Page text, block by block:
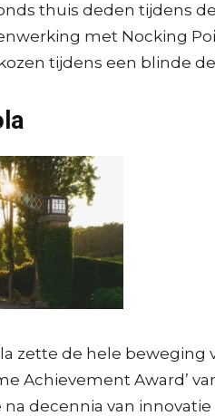
thuis deden tijdens
met Nocking
tijdens een blinde
zette de hele
Achievement Award’
decennia van